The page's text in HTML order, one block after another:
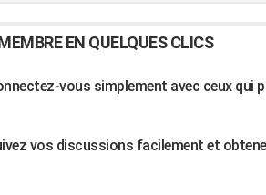
EN QUELQUES CLICS
vous simplement avec ceux qui
vos discussions facilement et